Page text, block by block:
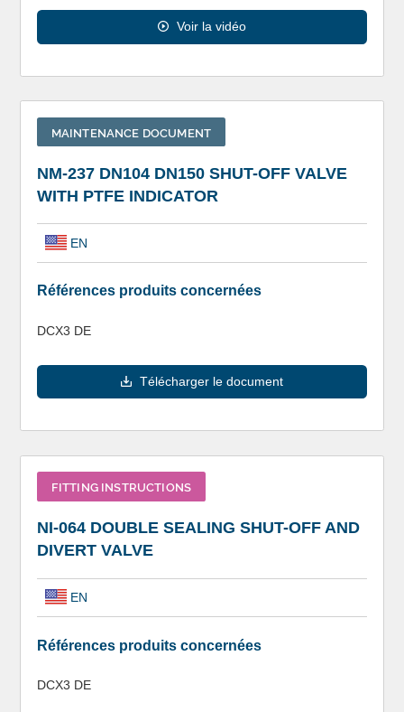
Voir la vidéo
MAINTENANCE DOCUMENT
NM-237 DN104 DN150 SHUT-OFF VALVE
WITH PTFE INDICATOR
EN
Références produits concernées
DCX3 DE
Télécharger le document
FITTING INSTRUCTIONS
NI-064 DOUBLE SEALING SHUT-OFF AND
DIVERT VALVE
EN
Références produits concernées
DCX3 DE